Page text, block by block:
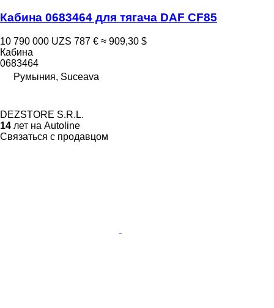
Кабина 0683464 для тягача DAF CF85
10 790 000 UZS 787 € ≈ 909,30 $
Кабина
0683464
Румыния, Suceava
DEZSTORE S.R.L.
14 лет на Autoline
Связаться с продавцом